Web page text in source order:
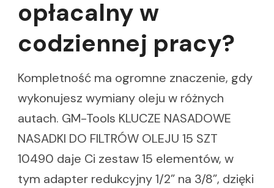
opłacalny w
codziennej pracy?
Kompletność ma ogromne znaczenie, gdy
wykonujesz wymiany oleju w różnych
autach. GM-Tools KLUCZE NASADOWE
NASADKI DO FILTRÓW OLEJU 15 SZT
10490 daje Ci zestaw 15 elementów, w
tym adapter redukcyjny 1/2” na 3/8”, dzięki